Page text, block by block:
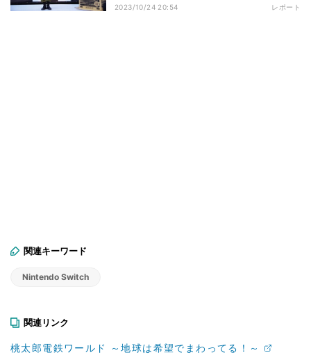
2023/10/24 20:54 レポート
関連キーワード
Nintendo Switch
関連リンク
桃太郎電鉄ワールド ～地球は希望でまわってる！～